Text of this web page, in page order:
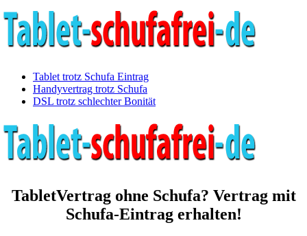
Tablet trotz Schufa Eintrag
Handyvertrag trotz Schufa
DSL trotz schlechter Bonität
TabletVertrag ohne Schufa? Vertrag mit
Schufa-Eintrag erhalten!